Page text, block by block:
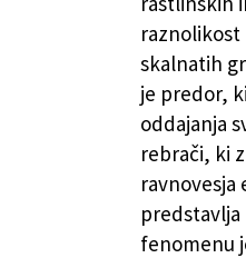
skalnatih
je predor,
oddajanja
rebrači, ki
ravnovesja
fenomenu